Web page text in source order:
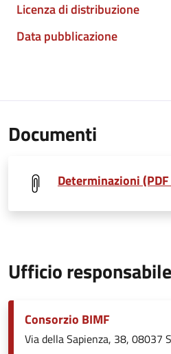
Licenza di distribuzione
Data pubblicazione
Documenti
Determinazioni
Ufficio responsabile
Consorzio BIMF
Via della Sapienza, 38, 08037